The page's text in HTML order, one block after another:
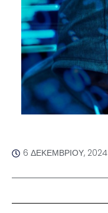
6 ΔΕΚΕΜΒΡΊΟΥ, 2024